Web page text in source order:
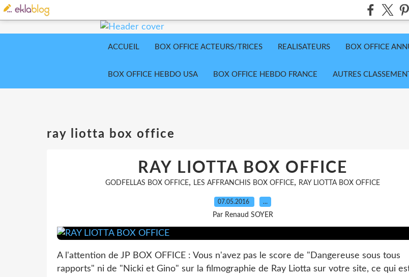
ACCUEIL BOX OFFICE ACTEURS/TRICES REALISATEURS BOX OFFICE
BOX OFFICE HEBDO USA BOX OFFICE HEBDO FRANCE AUTRES
ray liotta box office
RAY LIOTTA BOX OFFICE
GODFELLAS BOX OFFICE, LES AFFRANCHIS BOX OFFICE, RAY LIOTTA BOX OFFICE
07.05.2016 …
Par Renaud SOYER
A l'attention de JP BOX OFFICE : Vous n'avez pas le score de "Dangereuse sous tous
rapports" ni de "Nicki et Gino" sur la filmographie de Ray Liotta sur votre site, ce qui